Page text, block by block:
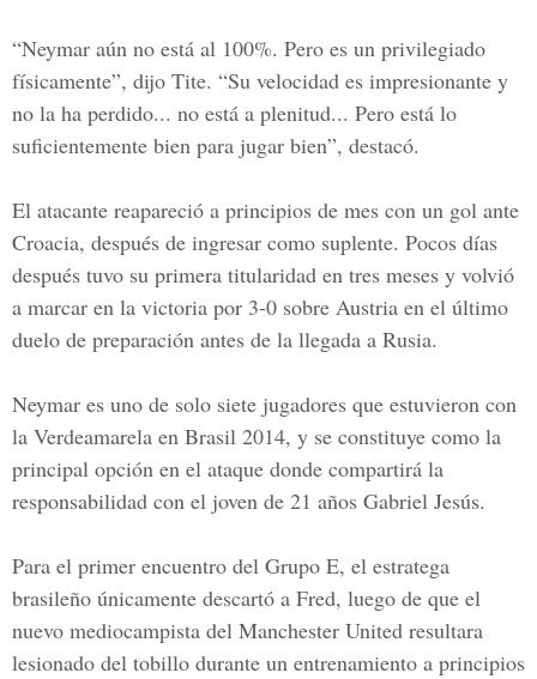
“Neymar aún no está al 100%. Pero es un privilegiado
físicamente”, dijo Tite. “Su velocidad es impresionante y
no la ha perdido... no está a plenitud... Pero está lo
suficientemente bien para jugar bien”, destacó.
El atacante reapareció a principios de mes con un gol ante
Croacia, después de ingresar como suplente. Pocos días
después tuvo su primera titularidad en tres meses y volvió
a marcar en la victoria por 3-0 sobre Austria en el último
duelo de preparación antes de la llegada a Rusia.
Neymar es uno de solo siete jugadores que estuvieron con
la Verdeamarela en Brasil 2014, y se constituye como la
principal opción en el ataque donde compartirá la
responsabilidad con el joven de 21 años Gabriel Jesús.
Para el primer encuentro del Grupo E, el estratega
brasileño únicamente descartó a Fred, luego de que el
nuevo mediocampista del Manchester United resultara
lesionado del tobillo durante un entrenamiento a principios